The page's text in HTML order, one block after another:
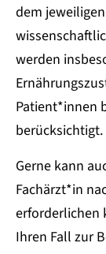
dem
werden
Patient*innen
berücksichtigt.
Gerne kann
Fachärzt*in
erforderlichen
Ihren Fall zur